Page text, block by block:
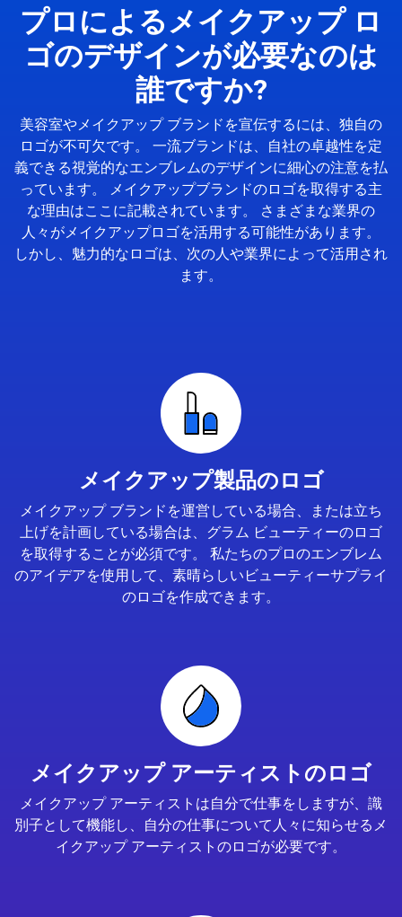
プロによるメイクアップ ロ
ゴのデザインが必要なのは
誰ですか?
美容室やメイクアップ ブランドを宣伝するには、独自の
ロゴが不可欠です。 一流ブランドは、自社の卓越性を定
義できる視覚的なエンブレムのデザインに細心の注意を払
っています。 メイクアップブランドのロゴを取得する主
な理由はここに記載されています。 さまざまな業界の
人々がメイクアップロゴを活用する可能性があります。
しかし、魅力的なロゴは、次の人や業界によって活用され
ます。
メイクアップ製品のロゴ
メイクアップ ブランドを運営している場合、または立ち
上げを計画している場合は、グラム ビューティーのロゴ
を取得することが必須です。 私たちのプロのエンブレム
のアイデアを使用して、素晴らしいビューティーサプライ
のロゴを作成できます。
メイクアップ アーティストのロゴ
メイクアップ アーティストは自分で仕事をしますが、識
別子として機能し、自分の仕事について人々に知らせるメ
イクアップ アーティストのロゴが必要です。